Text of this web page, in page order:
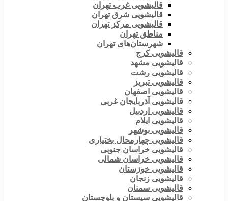
قالیشویی غرب تهران
قالیشویی شرق تهران
قالیشویی مرکز تهران
مناطق تهران
شهرستان‌های تهران
قالیشویی کرج
قالیشویی مشهد
قالیشویی رشت
قالیشویی تبریز
قالیشویی اصفهان
قالیشویی آذربایجان غربی
قالیشویی اردبیل
قالیشویی ایلام
قالیشویی بوشهر
قالیشویی چهارمحال بختیاری
قالیشویی خراسان جنوبی
قالیشویی خراسان شمالی
قالیشویی خوزستان
قالیشویی زنجان
قالیشویی سمنان
قالیشویی سیستان و بلوچستان